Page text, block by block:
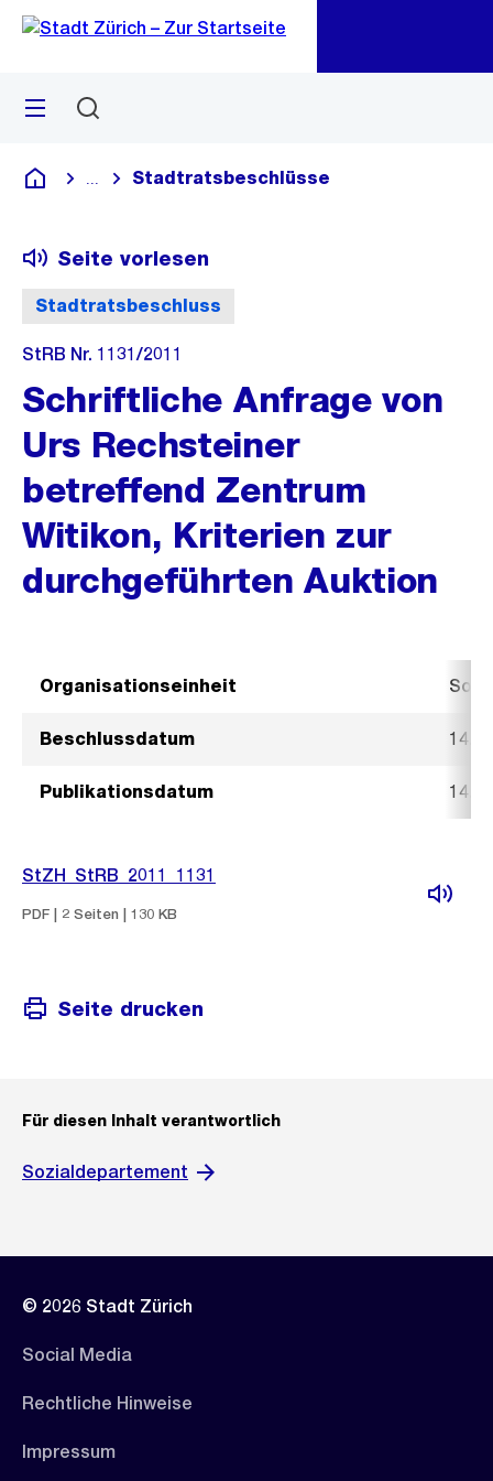
Navigation
Sprunglink
Menü
Deutsch
Blende alle Breadcrumbs ein
Stadtratsbeschlüsse
Stadtratsbeschluss
Seite vorlesen
StRB Nr. 1131/2011
Schriftliche Anfrage von
Urs Rechsteiner
betreffend Zentrum
Witikon, Kriterien zur
durchgeführten Auktion
Organisationseinheit
Beschlussdatum 14.
Publikationsdatum 14.
StZH_StRB_2011_1131
PDF | 2 Seiten | 130 KB
Seite drucken
Für diesen Inhalt verantwortlich
Sozialdepartement
© 2026 Stadt Zürich
Social Media
Rechtliche Hinweise
Impressum